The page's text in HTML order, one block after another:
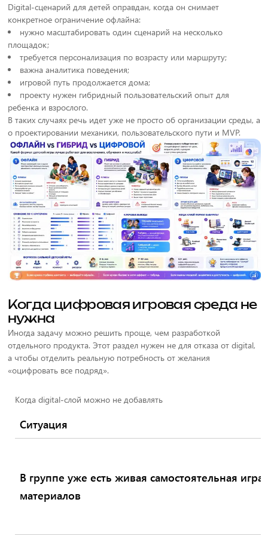
Digital-сценарий для детей оправдан, когда он снимает
конкретное ограничение офлайна:
нужно масштабировать один сценарий на несколько
площадок;
требуется персонализация по возрасту или маршруту;
важна аналитика поведения;
игровой путь продолжается дома;
проекту нужен гибридный пользовательский опыт для
ребенка и взрослого.
В таких случаях речь идет уже не просто об организации среды, а
о проектировании механики, пользовательского пути и MVP.
Когда цифровая игровая среда не
нужна
Иногда задачу можно решить проще, чем разработкой
отдельного продукта. Этот раздел нужен не для отказа от digital,
а чтобы отделить реальную потребность от желания
«оцифровать все подряд».
Когда digital-слой можно не добавлять
Ситуация
В группе уже есть живая самостоятельная
материалов